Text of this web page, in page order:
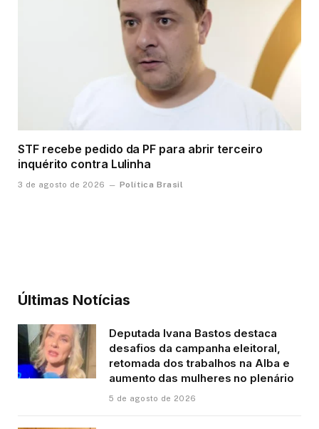
STF recebe pedido da PF para abrir terceiro
inquérito contra Lulinha
3 de agosto de 2026 Política Brasil
Últimas Notícias
Deputada Ivana Bastos destaca
desafios da campanha eleitoral,
retomada dos trabalhos na Alba e
aumento das mulheres no plenário
5 de agosto de 2026